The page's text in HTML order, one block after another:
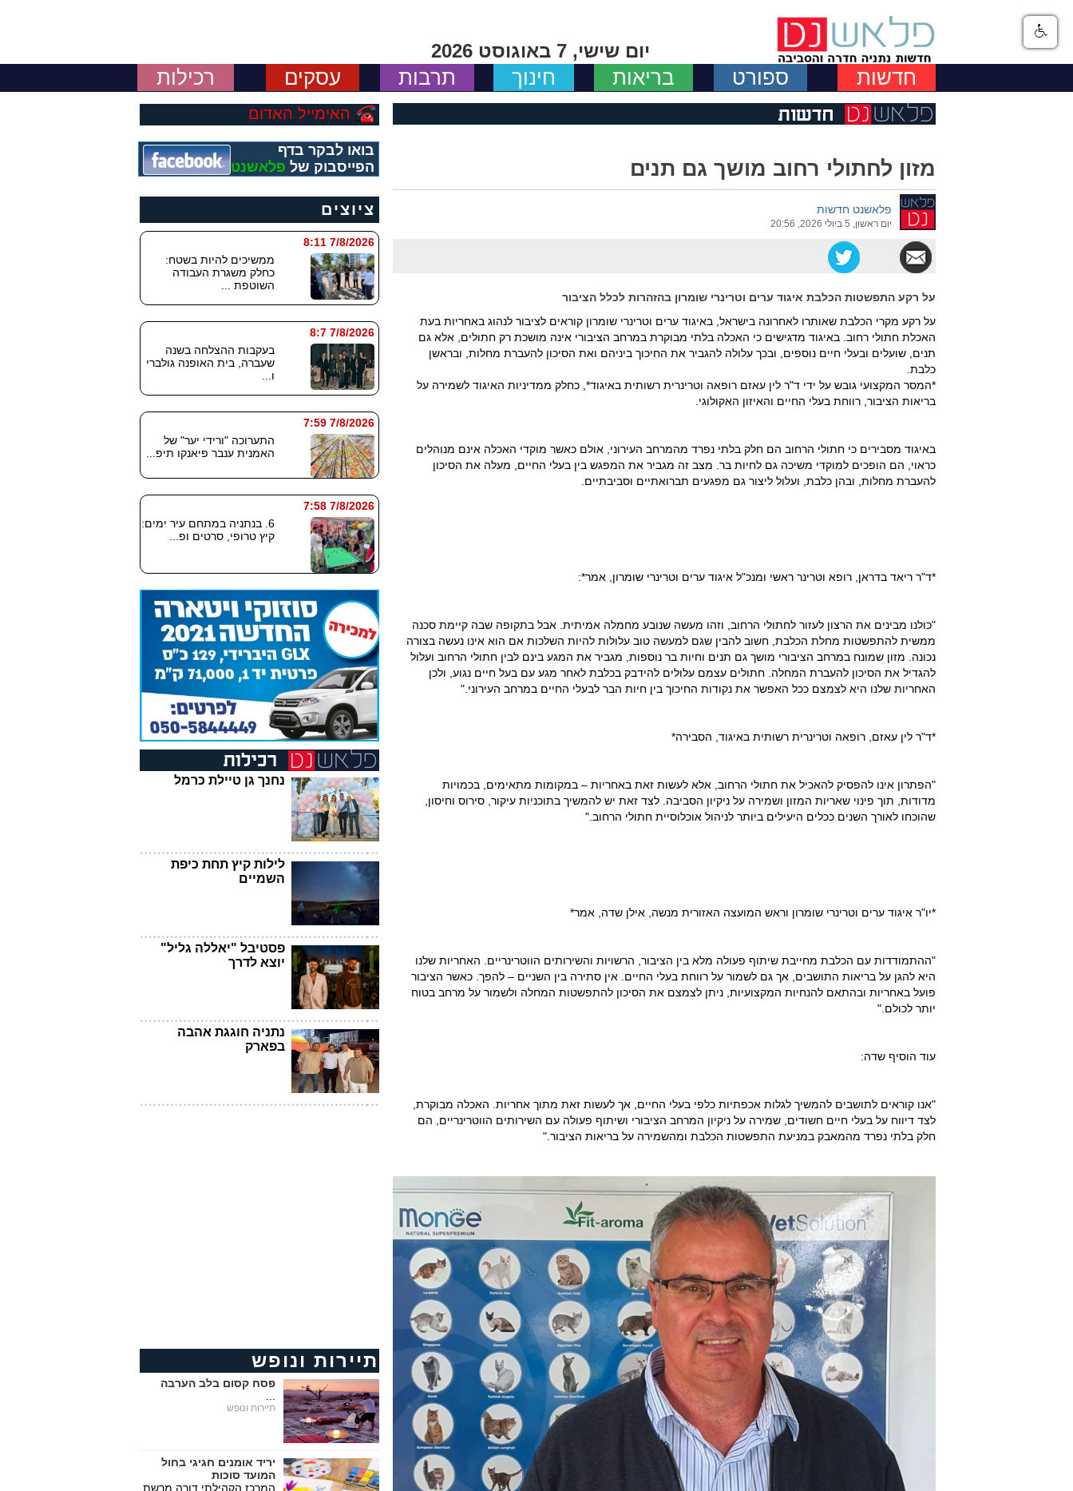
יום שישי, 7 באוגוסט 2026
חדשות ספורט בריאות חינוך תרבות עסקים רכילות
מזון לחתולי רחוב מושך גם תנים
פלאשנט חדשות
יום ראשון, 5 ביולי 2026, 20:56
על רקע התפשטות הכלבת איגוד ערים וטרינרי שומרון בהזהרות לכלל הציבור
על רקע מקרי הכלבת שאותרו לאחרונה בישראל, באיגוד ערים וטרינרי שומרון קוראים לציבור לנהוג באחריות בעת
האכלת חתולי רחוב. באיגוד מדגישים כי האכלה בלתי מבוקרת במרחב הציבורי אינה מושכת רק חתולים, אלא גם
תנים, שועלים ובעלי חיים נוספים, ובכך עלולה להגביר את החיכוך ביניהם ואת הסיכון להעברת מחלות, ובראשן
כלבת.
*המסר המקצועי גובש על ידי ד"ר לין עאזם רופאה וטרינרית רשותית באיגוד*, כחלק ממדיניות האיגוד לשמירה על
בריאות הציבור, רווחת בעלי החיים והאיזון האקולוגי.
באיגוד מסבירים כי חתולי הרחוב הם חלק בלתי נפרד מהמרחב העירוני, אולם כאשר מוקדי האכלה אינם מנוהלים
כראוי, הם הופכים למוקדי משיכה גם לחיות בר. מצב זה מגביר את המפגש בין בעלי החיים, מעלה את הסיכון
להעברת מחלות, ובהן כלבת, ועלול ליצור גם מפגעים תברואתיים וסביבתיים.
*ד"ר ריאד בדראן, רופא וטרינר ראשי ומנכ"ל איגוד ערים וטרינרי שומרון, אמר*:
"כולנו מבינים את הרצון לעזור לחתולי הרחוב, וזהו מעשה שנובע מחמלה אמיתית. אבל בתקופה שבה קיימת סכנה
ממשית להתפשטות מחלת הכלבת, חשוב להבין שגם למעשה טוב עלולות להיות השלכות אם הוא אינו נעשה בצורה
נכונה. מזון שמונח במרחב הציבורי מושך גם תנים וחיות בר נוספות, מגביר את המגע בינם לבין חתולי הרחוב ועלול
להגדיל את הסיכון להעברת המחלה. חתולים עצמם עלולים להידבק בכלבת לאחר מגע עם בעל חיים נגוע, ולכן
האחריות שלנו היא לצמצם ככל האפשר את נקודות החיכוך בין חיות הבר לבעלי החיים במרחב העירוני."
*ד"ר לין עאזם, רופאה וטרינרית רשותית באיגוד, הסבירה*
"הפתרון אינו להפסיק להאכיל את חתולי הרחוב, אלא לעשות זאת באחריות – במקומות מתאימים, בכמויות
מדודות, תוך פינוי שאריות המזון ושמירה על ניקיון הסביבה. לצד זאת יש להמשיך בתוכניות עיקור, סירוס וחיסון,
שהוכחו לאורך השנים ככלים היעילים ביותר לניהול אוכלוסיית חתולי הרחוב."
*יו"ר איגוד ערים וטרינרי שומרון וראש המועצה האזורית מנשה, אילן שדה, אמר*
"ההתמודדות עם הכלבת מחייבת שיתוף פעולה מלא בין הציבור, הרשויות והשירותים הווטרינריים. האחריות שלנו
היא להגן על בריאות התושבים, אך גם לשמור על רווחת בעלי החיים. אין סתירה בין השניים – להפך. כאשר הציבור
פועל באחריות ובהתאם להנחיות המקצועיות, ניתן לצמצם את הסיכון להתפשטות המחלה ולשמור על מרחב בטוח
יותר לכולם."
עוד הוסיף שדה:
"אנו קוראים לתושבים להמשיך לגלות אכפתיות כלפי בעלי החיים, אך לעשות זאת מתוך אחריות. האכלה מבוקרת,
לצד דיווח על בעלי חיים חשודים, שמירה על ניקיון המרחב הציבורי ושיתוף פעולה עם השירותים הווטרינריים, הם
חלק בלתי נפרד מהמאבק במניעת התפשטות הכלבת ומהשמירה על בריאות הציבור."
האימייל האדום
בואו לבקר בדף
הפייסבוק של פלאשנט
ציוצים
7/8/2026 8:11
ממשיכים להיות בשטח:
כחלק משגרת העבודה
השוטפת ...
7/8/2026 8:7
בעקבות ההצלחה בשנה
שעברה, בית האופנה גולברי
ו...
7/8/2026 7:59
התערוכה "ורידי יער" של
האמנית ענבר פיאנקו תיפ...
7/8/2026 7:58
6. בנתניה במתחם עיר ימים:
קיץ טרופי, סרטים ופ...
נחנך גן טיילת כרמל
לילות קיץ תחת כיפת
השמיים
פסטיבל "יאללה גליל"
יוצא לדרך
נתניה חוגגת אהבה
בפארק
תיירות ונופש
פסח קסום בלב הערבה
תיירות ונופש
יריד אומנים חגיגי בחול
המועד סוכות
המרכז הקהילתי דורה מרשת